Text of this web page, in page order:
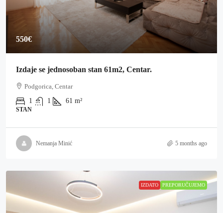
550€
Izdaje se jednosoban stan 61m2, Centar.
Podgorica, Centar
1
1 61 m²
STAN
Nemanja Minić 5 months ago
IZDATO PREPORUČUJEMO